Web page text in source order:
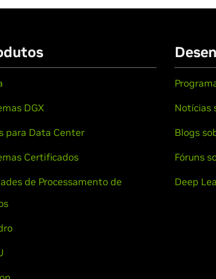
DGX
para Data Center
Certificados
de Processamento de
Notícias
Blogs
Fóruns
Deep